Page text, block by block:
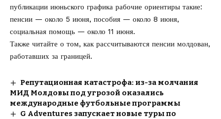
публикации июньского графика рабочие ориентиры такие:
пенсии — около 5 июня, пособия — около 8 июня,
социальная помощь — около 11 июня.
Также читайте о том, как рассчитываются пенсии молдован,
работавших за границей.
Репутационная катастрофа: из-за молчания
МИД Молдовы под угрозой оказались
международные футбольные программы
G Adventures запускает новые туры по